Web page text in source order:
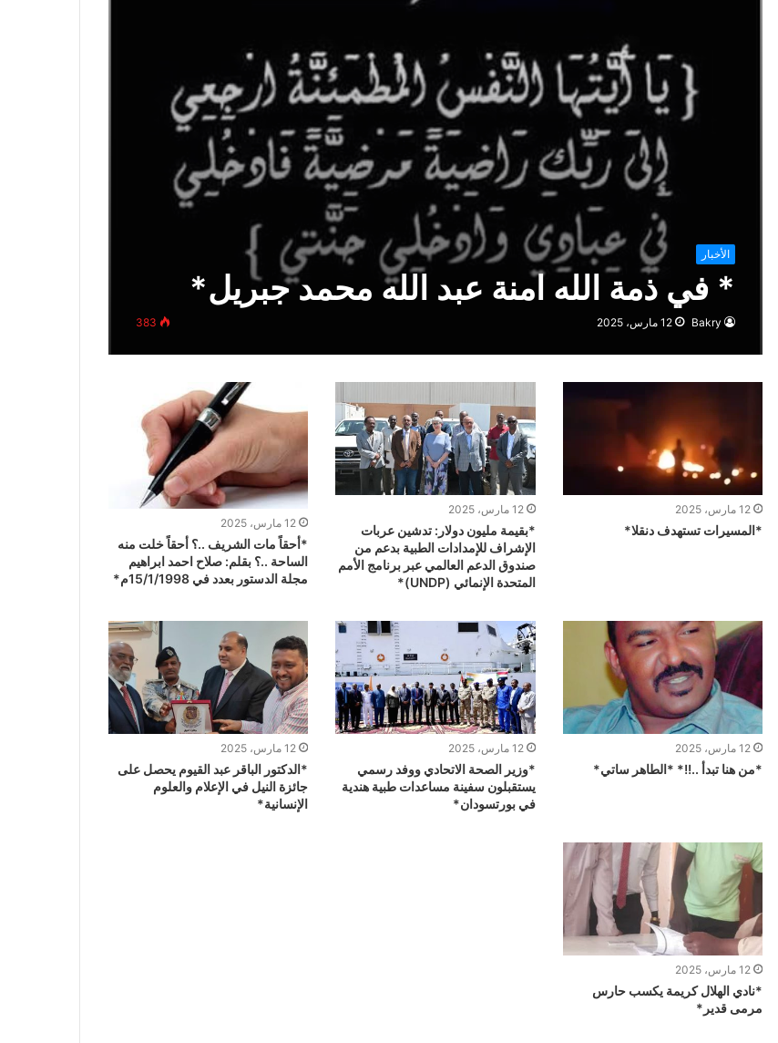
الأخبار
* في ذمة الله امنة عبد الله محمد جبريل*
Bakry 12 مارس، 2025 383
12 مارس، 2025
*المسيرات تستهدف دنقلا*
12 مارس، 2025
*بقيمة مليون دولار: تدشين عربات
الإشراف للإمدادات الطبية بدعم من
صندوق الدعم العالمي عبر برنامج الأمم
المتحدة الإنمائي (UNDP)*
12 مارس، 2025
*أحقاً مات الشريف ..؟ أحقاً خلت منه
الساحة ..؟ بقلم: صلاح احمد ابراهيم
مجلة الدستور بعدد في 15/1/1998م*
12 مارس، 2025
*من هنا تبدأ ..!!* *الطاهر ساتي*
12 مارس، 2025
*وزير الصحة الاتحادي ووفد رسمي
يستقبلون سفينة مساعدات طبية هندية
في بورتسودان*
12 مارس، 2025
*الدكتور الباقر عبد القيوم يحصل على
جائزة النيل في الإعلام والعلوم
الإنسانية*
12 مارس، 2025
*نادي الهلال كريمة يكسب حارس
مرمى قدير*